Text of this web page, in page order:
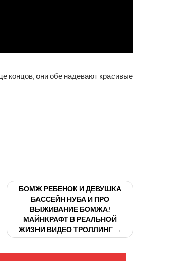
концов, они обе надевают красивые
БОМЖ РЕБЕНОК И ДЕВУШКА
БАССЕЙН НУБА И ПРО
ВЫЖИВАНИЕ БОМЖА!
МАЙНКРАФТ В РЕАЛЬНОЙ
ЖИЗНИ ВИДЕО ТРОЛЛИНГ →